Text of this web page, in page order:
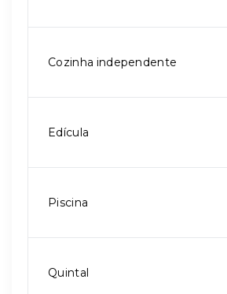
Cozinha independente
Edícula
Piscina
Quintal